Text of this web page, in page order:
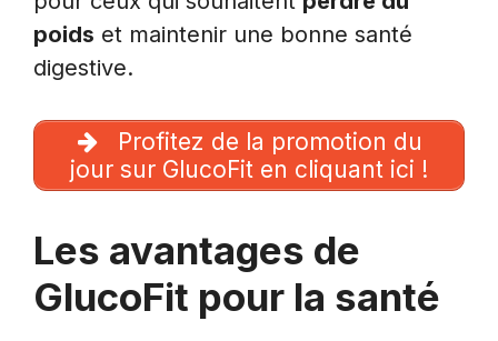
poids et maintenir une bonne santé
digestive.
Profitez de la promotion du
jour sur GlucoFit en cliquant ici !
Les avantages de
GlucoFit pour la santé